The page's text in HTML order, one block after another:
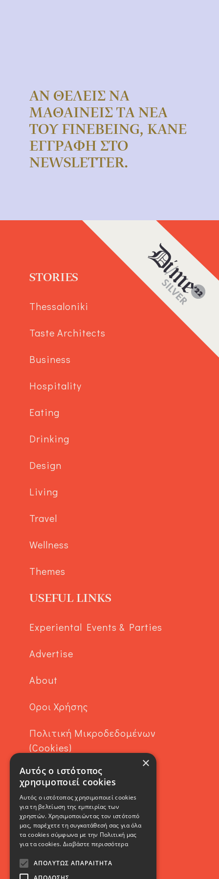
ΑΝ ΘΕΛΕΙΣ ΝΑ
ΜΑΘΑΙΝΕΙΣ ΤΑ ΝΕΑ
ΤΟΥ FINEBEING, ΚΑΝΕ
ΕΓΓΡΑΦΗ ΣΤΟ
NEWSLETTER.
STORIES
Thessaloniki
Taste Architects
Business
Hospitality
Eating
Drinking
Design
Living
Travel
Wellness
Themes
USEFUL LINKS
Experiental Events & Parties
Advertise
About
Όροι Χρήσης
Πολιτική Μικροδεδομένων
(Cookies)
Contact
SOCIAL
×
Αυτός ο ιστότοπος
χρησιμοποιεί cookies
Αυτός ο ιστότοπος χρησιμοποιεί cookies
για τη βελτίωση της εμπειρίας των
χρηστών. Χρησιμοποιώντας τον ιστότοπό
μας, παρέχετε τη συγκατάθεσή σας για όλα
τα cookies σύμφωνα με την Πολιτική μας
για τα cookies. Διαβάστε περισσότερα
ΑΠΟΛΎΤΩΣ ΑΠΑΡΑΊΤΗΤΑ